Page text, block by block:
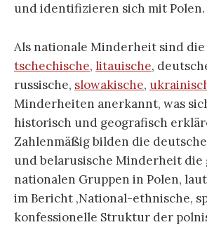
und identifizieren sich mit Polen.
Als nationale Minderheit sind die
tschechische, litauische,
russische, slowakische,
Minderheiten anerkannt, was
historisch und geografisch
Zahlenmäßig bilden die
und belarusische Minderheit
nationalen Gruppen in Polen,
im Bericht ‚National-ethnische,
konfessionelle Struktur der